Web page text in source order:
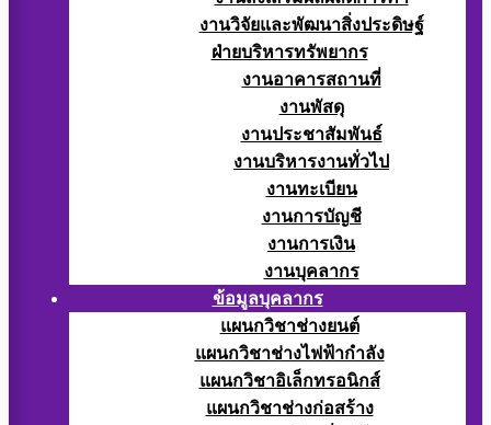
งานวิจัยและพัฒนาสิ่งประดิษฐ์
ฝ่ายบริหารทรัพยากร
งานอาคารสถานที่
งานพัสดุ
งานประชาสัมพันธ์
งานบริหารงานทั่วไป
งานทะเบียน
งานการบัญชี
งานการเงิน
งานบุคลากร
ข้อมูลบุคลากร
แผนกวิชาช่างยนต์
แผนกวิชาช่างไฟฟ้ากำลัง
แผนกวิชาอิเล็กทรอนิกส์
แผนกวิชาช่างก่อสร้าง